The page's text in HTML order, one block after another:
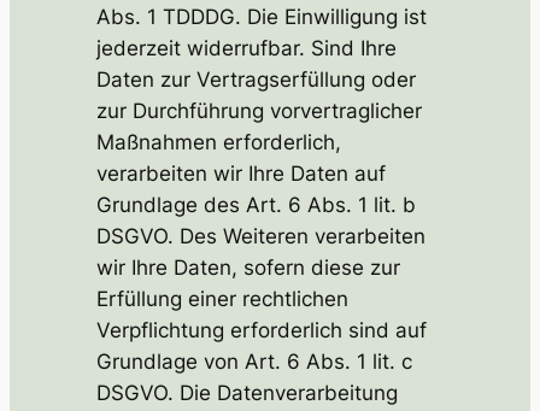
Abs. 1 TDDDG. Die Einwilligung ist
jederzeit widerrufbar. Sind Ihre
Daten zur Vertragserfüllung oder
zur Durchführung vorvertraglicher
Maßnahmen erforderlich,
verarbeiten wir Ihre Daten auf
Grundlage des Art. 6 Abs. 1 lit. b
DSGVO. Des Weiteren verarbeiten
wir Ihre Daten, sofern diese zur
Erfüllung einer rechtlichen
Verpflichtung erforderlich sind auf
Grundlage von Art. 6 Abs. 1 lit. c
DSGVO. Die Datenverarbeitung